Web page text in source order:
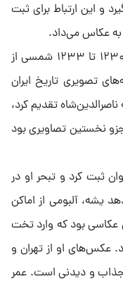
و این ارتباط برای ثبت‌
به عکاس می‌داد.
عکس‌هایی که لوئیجی پشه بین سال‌های۱۲۳۰ تا ۱۲۳۳ شمسی از
تصویری تاریخ ایران
نخستین آلبومش را سال۱۲۳۴ به ناصرالدین‌شاه تقدیم کرد،
جزو نخستین تصاویری بود
ثبت کرد و تبحر او در
یشه، آلبومی از اماکن
عکاسی بود که وارد تخت
عکس‌های او از تهران و
و دیدنی است. عمر